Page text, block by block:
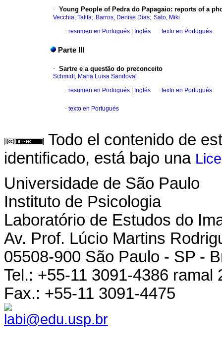
· Young People of Pedra do Papagaio: reports of a
Vecchia, Talita; Barros, Denise Dias; Sato, Miki
· resumen en Portugués Inglés · texto en Portugués
Parte III
· Sartre e a questão do preconceito
Schmidt, Maria Luisa Sandoval
· resumen en Portugués Inglés · texto en Portugués
· texto en Portugués
Todo el contenido de
identificado, está bajo una
Universidade de São Paulo
Instituto de Psicologia
Laboratório de Estudos do
Av. Prof. Lúcio Martins
05508-900 São Paulo - SP -
Tel.: +55-11 3091-4386 ramal
Fax.: +55-11 3091-4475
labi@edu.usp.br